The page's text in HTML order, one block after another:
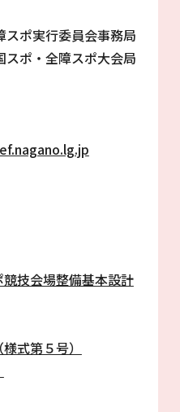
ポ実行委員会事務局
スポ・全障スポ大会局
技会場整備基本設計
式第５号）